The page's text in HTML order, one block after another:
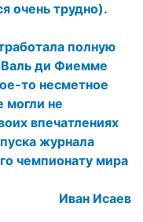
очень трудно).
полную
Валь ди Фиемме
то несметное
могли не
впечатлениях
журнала
чемпионату мира
Иван Исаев